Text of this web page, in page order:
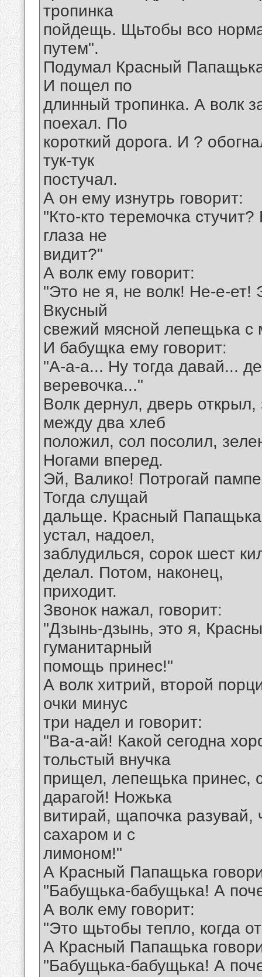
тропинка
пойдещь. Щьтобы всо
путем".
Подумал Красный
И пощел по
длинный тропинка. А волк
поехал. По
короткий дорога. И ?
тук-тук
постучал.
А он ему изнутрь говорит:
"Кто-кто теремочка
глаза не
видит?"
А волк ему говорит:
"Это не я, не волк! Не-е-ет!
Вкусный
свежий мясной лепещька с
И бабущка ему говорит:
"А-а-а... Ну тогда давай...
веревочка..."
Волк дернул, дверь
между два хлеб
положил, сол посолил,
Ногами вперед.
Эй, Валико! Потрогай
Тогда слущай
дальще. Красный
устал, надоел,
заблудилься, сорок шест
делал. Потом, наконец,
приходит.
Звонок нажал, говорит:
"Дзынь-дзынь, это я,
гуманитарный
помощь принес!"
А волк хитрий, второй
очки минус
три надел и говорит:
"Ва-а-ай! Какой сегодна
тольстый внучка
прищел, лепещька принес,
дарагой! Ножька
витирай, щапочка разувай,
сахаром и с
лимоном!"
А Красный Папащька
"Бабущька-бабущька! А
А волк ему говорит:
"Это щьтобы тепло, когда
А Красный Папащька
"Бабущька-бабущька! А